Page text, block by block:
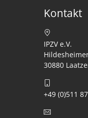
Kontakt
IPZV e.V.
30880
+49 (0)511